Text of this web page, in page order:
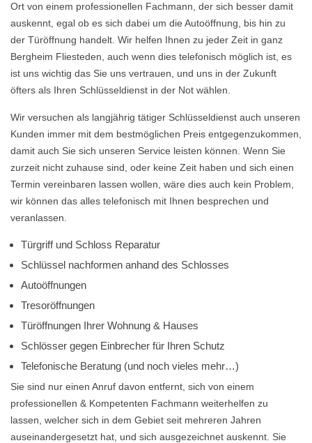
Ort von einem professionellen Fachmann, der sich besser damit
auskennt, egal ob es sich dabei um die Autoöffnung, bis hin zu
der Türöffnung handelt. Wir helfen Ihnen zu jeder Zeit in ganz
Bergheim Fliesteden, auch wenn dies telefonisch möglich ist, es
ist uns wichtig das Sie uns vertrauen, und uns in der Zukunft
öfters als Ihren Schlüsseldienst in der Not wählen.
Wir versuchen als langjährig tätiger Schlüsseldienst auch unseren
Kunden immer mit dem bestmöglichen Preis entgegenzukommen,
damit auch Sie sich unseren Service leisten können. Wenn Sie
zurzeit nicht zuhause sind, oder keine Zeit haben und sich einen
Termin vereinbaren lassen wollen, wäre dies auch kein Problem,
wir können das alles telefonisch mit Ihnen besprechen und
veranlassen.
Türgriff und Schloss Reparatur
Schlüssel nachformen anhand des Schlosses
Autoöffnungen
Tresoröffnungen
Türöffnungen Ihrer Wohnung & Hauses
Schlösser gegen Einbrecher für Ihren Schutz
Telefonische Beratung (und noch vieles mehr…)
Sie sind nur einen Anruf davon entfernt, sich von einem
professionellen & Kompetenten Fachmann weiterhelfen zu
lassen, welcher sich in dem Gebiet seit mehreren Jahren
auseinandergesetzt hat, und sich ausgezeichnet auskennt. Sie